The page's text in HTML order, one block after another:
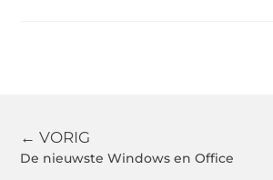
← VORIG
De nieuwste Windows en Office